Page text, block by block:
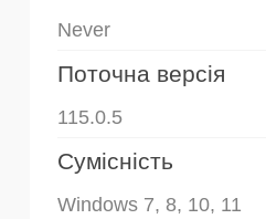
Never
Поточна версія
115.0.5
Сумісність
Windows 7, 8, 10, 11